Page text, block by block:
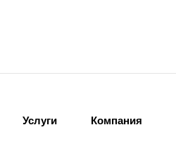
Услуги Компания